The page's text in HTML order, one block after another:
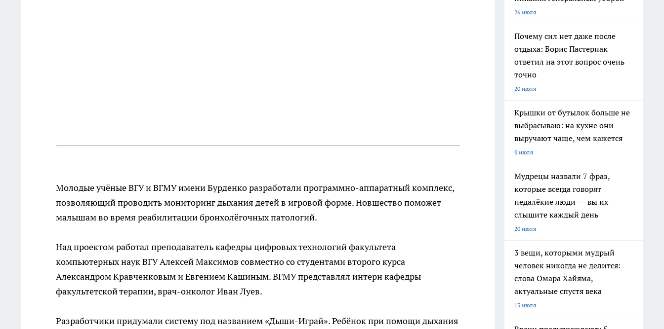
Молодые учёные ВГУ и ВГМУ имени Бурденко разработали программно-аппаратный комплекс,
позволяющий проводить мониторинг дыхания детей в игровой форме. Новшество поможет
малышам во время реабилитации бронхолёгочных патологий.
Над проектом работал преподаватель кафедры цифровых технологий факультета
компьютерных наук ВГУ Алексей Максимов совместно со студентами второго курса
Александром Кравченковым и Евгением Кашиным. ВГМУ представлял интерн кафедры
факультетской терапии, врач-онколог Иван Луев.
Разработчики придумали систему под названием «Дыши-Играй». Ребёнок при помощи дыхания
26 июля
Почему сил нет даже после
отдыха: Борис Пастернак
ответил на этот вопрос очень
точно
20 июля
Крышки от бутылок больше не
выбрасываю: на кухне они
выручают чаще, чем кажется
9 июля
Мудрецы назвали 7 фраз,
которые всегда говорят
недалёкие люди — вы их
слышите каждый день
20 июля
3 вещи, которыми мудрый
человек никогда не делится:
слова Омара Хайяма,
актуальные спустя века
13 июля